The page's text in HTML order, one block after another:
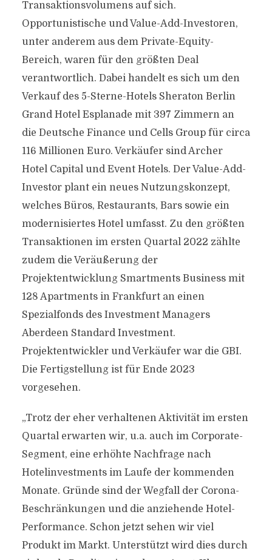
Transaktionsvolumens auf sich.
Opportunistische und Value-Add-Investoren,
unter anderem aus dem Private-Equity-
Bereich, waren für den größten Deal
verantwortlich. Dabei handelt es sich um den
Verkauf des 5-Sterne-Hotels Sheraton Berlin
Grand Hotel Esplanade mit 397 Zimmern an
die Deutsche Finance und Cells Group für circa
116 Millionen Euro. Verkäufer sind Archer
Hotel Capital und Event Hotels. Der Value-Add-
Investor plant ein neues Nutzungskonzept,
welches Büros, Restaurants, Bars sowie ein
modernisiertes Hotel umfasst. Zu den größten
Transaktionen im ersten Quartal 2022 zählte
zudem die Veräußerung der
Projektentwicklung Smartments Business mit
128 Apartments in Frankfurt an einen
Spezialfonds des Investment Managers
Aberdeen Standard Investment.
Projektentwickler und Verkäufer war die GBI.
Die Fertigstellung ist für Ende 2023
vorgesehen.
„Trotz der eher verhaltenen Aktivität im ersten
Quartal erwarten wir, u.a. auch im Corporate-
Segment, eine erhöhte Nachfrage nach
Hotelinvestments im Laufe der kommenden
Monate. Gründe sind der Wegfall der Corona-
Beschränkungen und die anziehende Hotel-
Performance. Schon jetzt sehen wir viel
Produkt im Markt. Unterstützt wird dies durch